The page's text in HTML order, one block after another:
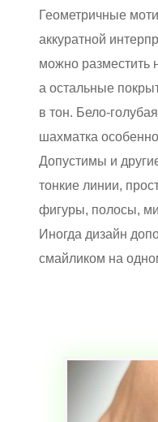
Геометричные
аккуратной
можно разместить
а остальные
в тон. Бело-
шахматка
Допустимы и
тонкие линии,
фигуры, полосы,
Иногда дизайн
смайликом на